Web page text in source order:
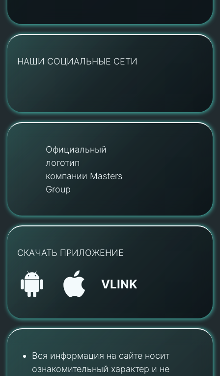
НАШИ СОЦИАЛЬНЫЕ СЕТИ
Официальный
логотип
компании Masters
Group
СКАЧАТЬ ПРИЛОЖЕНИЕ
VLINK
Вся информация на сайте носит
ознакомительный характер и не